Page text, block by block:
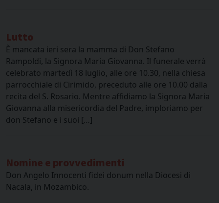
Lutto
È mancata ieri sera la mamma di Don Stefano
Rampoldi, la Signora Maria Giovanna. Il funerale verrà
celebrato martedì 18 luglio, alle ore 10.30, nella chiesa
parrocchiale di Cirimido, preceduto alle ore 10.00 dalla
recita del S. Rosario. Mentre affidiamo la Signora Maria
Giovanna alla misericordia del Padre, imploriamo per
don Stefano e i suoi […]
Nomine e provvedimenti
Don Angelo Innocenti fidei donum nella Diocesi di
Nacala, in Mozambico.